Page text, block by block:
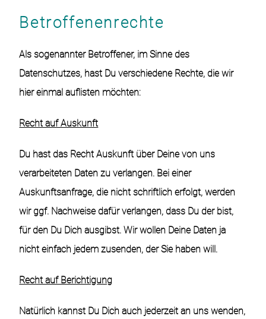
Betroffenenrechte
Als sogenannter Betroffener, im Sinne des
Datenschutzes, hast Du verschiedene Rechte, die wir
hier einmal auflisten möchten:
Recht auf Auskunft
Du hast das Recht Auskunft über Deine von uns
verarbeiteten Daten zu verlangen. Bei einer
Auskunftsanfrage, die nicht schriftlich erfolgt, werden
wir ggf. Nachweise dafür verlangen, dass Du der bist,
für den Du Dich ausgibst. Wir wollen Deine Daten ja
nicht einfach jedem zusenden, der Sie haben will.
Recht auf Berichtigung
Natürlich kannst Du Dich auch jederzeit an uns wenden,